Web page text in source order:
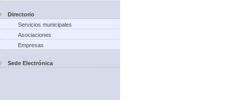
Directorio
Servicios municipales
Asociaciones
Empresas
Sede Electrónica